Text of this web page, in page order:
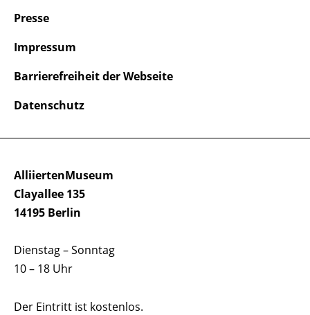
AlliiertenMuseum
Clayallee 135
14195 Berlin
Dienstag – Sonntag
10 – 18 Uhr
Der Eintritt ist kostenlos.
Presse
Impressum
Barrierefreiheit der Webseite
Datenschutz